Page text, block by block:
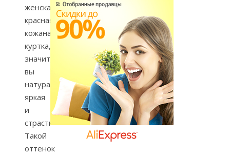
женская
красная
кожаная
куртка,
значит,
вы
натура
яркая
и
страстная.
Такой
оттенок